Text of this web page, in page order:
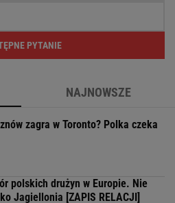
PYTANIE
NAJNOWSZE
zagra w Toronto? Polka czeka
polskich drużyn w Europie. Nie
Jagiellonia [ZAPIS RELACJI]